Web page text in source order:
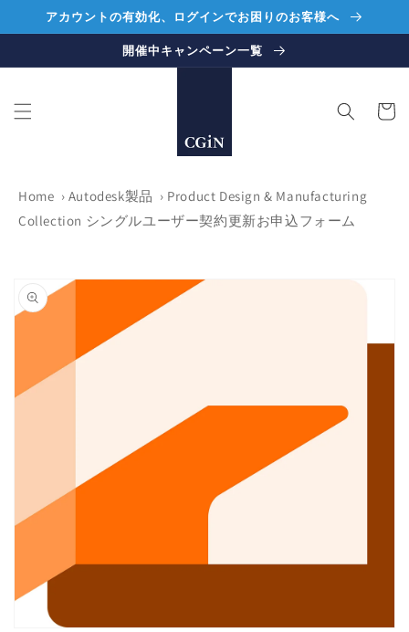
ンツに
進む
アカウントの有効化、ログインでお困りのお客様へ
開催中キャンペーン一覧
ー
Home › Autodesk製品 › Product Design & Manufacturing
Collection シングルユーザー契約更新お申込フォーム
報にス
キップ